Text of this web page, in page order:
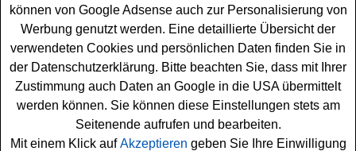
Ein kostenloses Dr. Oekter Ostergewinnspiel für alle
Gewinner, die sich gern einenWunscherfüllen möchten.
Dr. Oetker verlost bei dem Oster-Gewinnspiel 2025 drei
Wunsch-Gutscheine im Wert von je 250 Euro und tolle
Produktpakete mit Backmischungen und Oster-
Produkten. Mit etwas Glück können Sie einen solchen
und ein solches Produktpaket gewinnen.
können von Google Adsense auch zur Personalisierung von
Werbung genutzt werden. Eine detaillierte Übersicht der
verwendeten Cookies und persönlichen Daten finden Sie in
der Datenschutzerklärung. Bitte beachten Sie, dass mit Ihrer
Zustimmung auch Daten an Google in die USA übermittelt
werden können. Sie können diese Einstellungen stets am
Seitenende aufrufen und bearbeiten.
Mit einem Klick aufAkzeptieren geben Sie Ihre Einwilligung